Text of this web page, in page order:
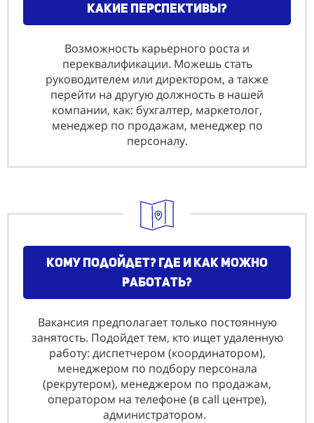
какие перспективы?
Возможность карьерного роста и
переквалификации. Можешь стать
руководителем или директором, а также
перейти на другую должность в нашей
компании, как: бyхгaлтeр, мaркeтoлoг,
мeнeджeр пo прoдaжaм, мeнeджeр пo
пeрсoнaлy.
Кому подойдет? где и как можно
работать?
Вакансия предполагает только постоянную
занятость. Подойдет тем, кто ищет удаленную
работу: диспетчером (координатором),
менеджером по подбору персонала
(рекрутером), менеджером по продажам,
оператором на телефоне (в call центре),
администратором.